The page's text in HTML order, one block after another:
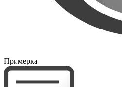
Примерка